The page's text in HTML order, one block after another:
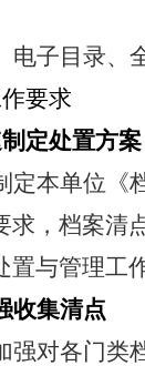
子目录、
要求
制定处置方案
定本单位
求，档案清
置与管理工
收集清点
强对各门类